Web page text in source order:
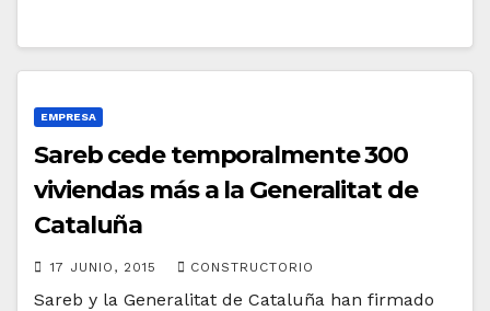
EMPRESA
Sareb cede temporalmente 300
viviendas más a la Generalitat de
Cataluña
17 JUNIO, 2015 CONSTRUCTORIO
Sareb y la Generalitat de Cataluña han firmado